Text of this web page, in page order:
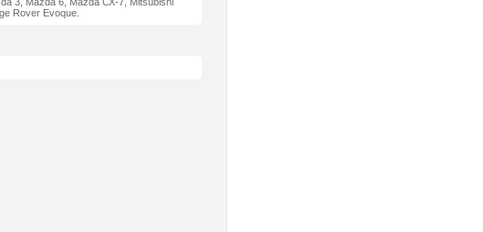
Rover Evoque.